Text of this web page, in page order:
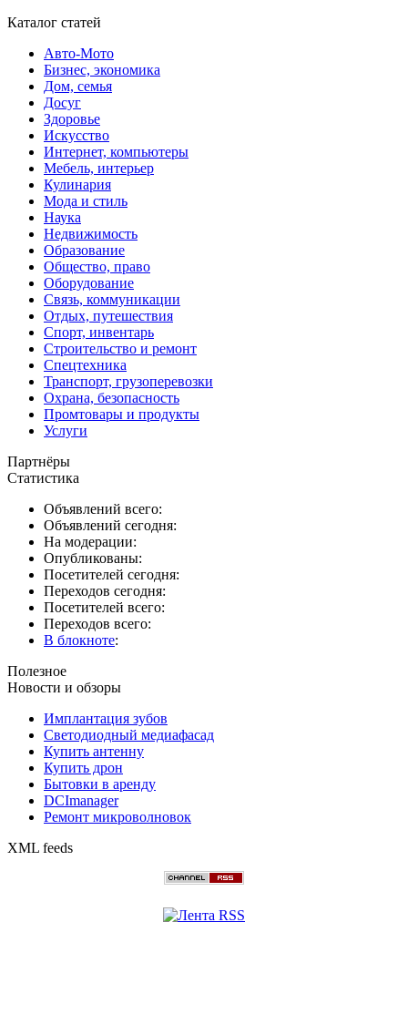
Каталог статей
Авто-Мото
Бизнес, экономика
Дом, семья
Досуг
Здоровье
Искусство
Интернет, компьютеры
Мебель, интерьер
Кулинария
Мода и стиль
Наука
Недвижимость
Образование
Общество, право
Оборудование
Связь, коммуникации
Отдых, путешествия
Спорт, инвентарь
Строительство и ремонт
Спецтехника
Транспорт, грузоперевозки
Охрана, безопасность
Промтовары и продукты
Услуги
Партнёры
Статистика
Объявлений всего:
Объявлений сегодня:
На модерации:
Опубликованы:
Посетителей сегодня:
Переходов сегодня:
Посетителей всего:
Переходов всего:
В блокноте:
Полезное
Новости и обзоры
Имплантация зубов
Светодиодный медиафасад
Купить антенну
Купить дрон
Бытовки в аренду
DCImanager
Ремонт микроволновок
XML feeds